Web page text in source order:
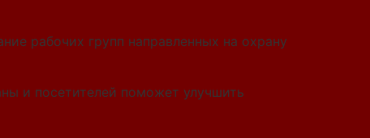
рабочих групп направленных на охрану
и посетителей поможет улучшить